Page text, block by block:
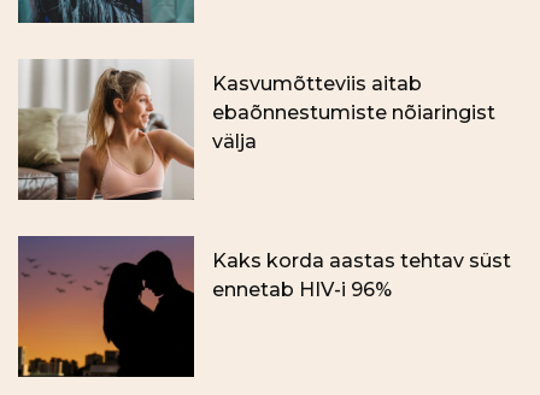
Kasvumõtteviis aitab
ebaõnnestumiste nõiaringist
välja
Kaks korda aastas tehtav süst
ennetab HIV-i 96%